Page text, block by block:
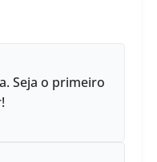
Seja o primeiro